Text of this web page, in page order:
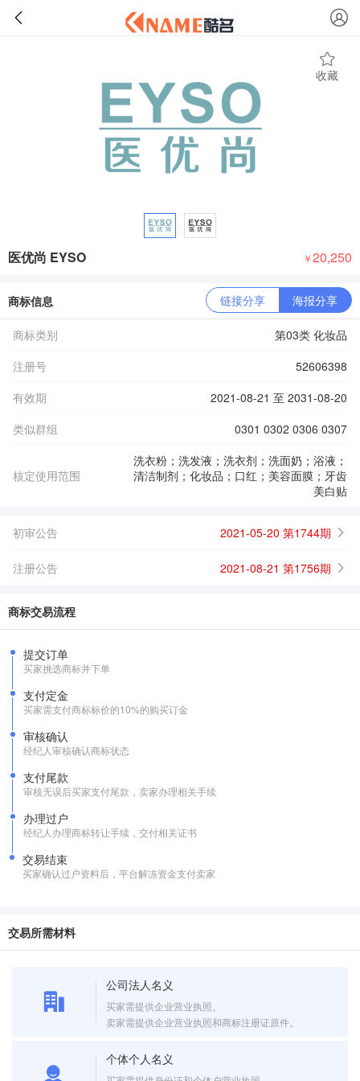
收藏
医优尚 EYSO ￥20,250
商标信息 链接分享 海报分享
商标类别
第03类 化妆品
注册号
52606398
有效期
2021-08-21 至 2031-08-20
类似群组
0301 0302 0306 0307
核定使用范围
洗衣粉；洗发液；洗衣剂；洗面奶；浴液；
清洁制剂；化妆品；口红；美容面膜；牙齿
美白贴
初审公告 2021-05-20 第1744期
注册公告 2021-08-21 第1756期
商标交易流程
提交订单
买家挑选商标并下单
支付定金
买家需支付商标标价的10%的购买订金
审核确认
经纪人审核确认商标状态
支付尾款
审核无误后买家支付尾款，卖家办理相关手续
办理过户
经纪人办理商标转让手续，交付相关证书
交易结束
买家确认过户资料后，平台解冻资金支付卖家
交易所需材料
公司法人名义
买家需提供企业营业执照。
卖家需提供企业营业执照和商标注册证原件。
个体个人名义